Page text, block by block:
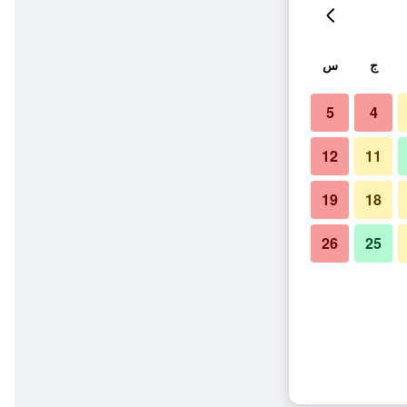
ج س
4
5
11
12
18
19
25
26